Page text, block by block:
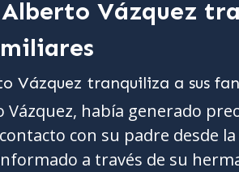
Alberto Vázquez
había generado
con su padre desde
a través de su